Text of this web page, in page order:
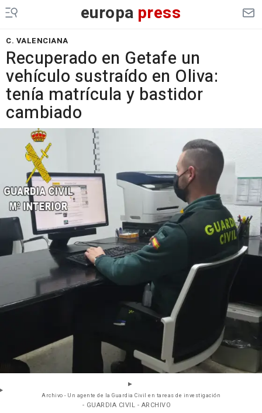
europa press
C. VALENCIANA
Recuperado en Getafe un
vehículo sustraído en Oliva:
tenía matrícula y bastidor
cambiado
Archivo - Un agente de la Guardia Civil en tareas de investigación
- GUARDIA CIVIL - ARCHIVO